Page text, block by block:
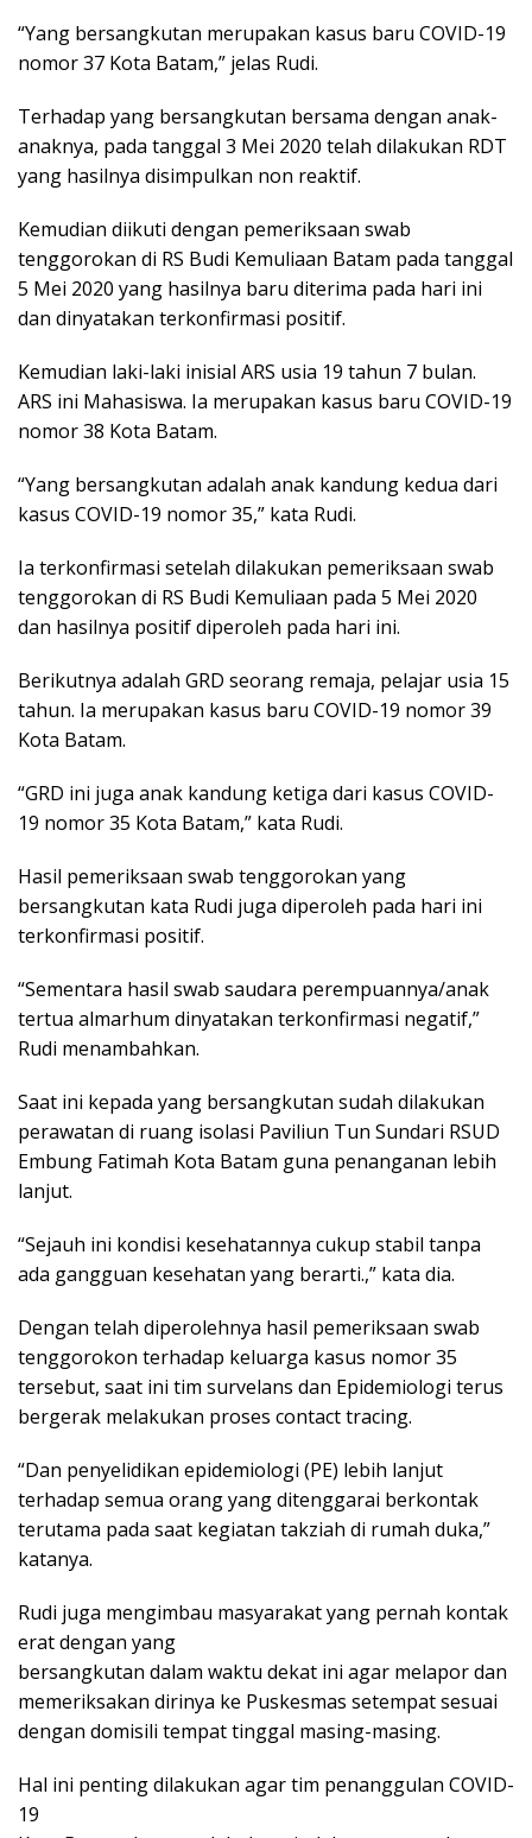
“Yang bersangkutan merupakan kasus baru COVID-19
nomor 37 Kota Batam,” jelas Rudi.
Terhadap yang bersangkutan bersama dengan anak-
anaknya, pada tanggal 3 Mei 2020 telah dilakukan RDT
yang hasilnya disimpulkan non reaktif.
Kemudian diikuti dengan pemeriksaan swab
tenggorokan di RS Budi Kemuliaan Batam pada tanggal
5 Mei 2020 yang hasilnya baru diterima pada hari ini
dan dinyatakan terkonfirmasi positif.
Kemudian laki-laki inisial ARS usia 19 tahun 7 bulan.
ARS ini Mahasiswa. Ia merupakan kasus baru COVID-19
nomor 38 Kota Batam.
“Yang bersangkutan adalah anak kandung kedua dari
kasus COVID-19 nomor 35,” kata Rudi.
Ia terkonfirmasi setelah dilakukan pemeriksaan swab
tenggorokan di RS Budi Kemuliaan pada 5 Mei 2020
dan hasilnya positif diperoleh pada hari ini.
Berikutnya adalah GRD seorang remaja, pelajar usia 15
tahun. Ia merupakan kasus baru COVID-19 nomor 39
Kota Batam.
“GRD ini juga anak kandung ketiga dari kasus COVID-
19 nomor 35 Kota Batam,” kata Rudi.
Hasil pemeriksaan swab tenggorokan yang
bersangkutan kata Rudi juga diperoleh pada hari ini
terkonfirmasi positif.
“Sementara hasil swab saudara perempuannya/anak
tertua almarhum dinyatakan terkonfirmasi negatif,”
Rudi menambahkan.
Saat ini kepada yang bersangkutan sudah dilakukan
perawatan di ruang isolasi Paviliun Tun Sundari RSUD
Embung Fatimah Kota Batam guna penanganan lebih
lanjut.
“Sejauh ini kondisi kesehatannya cukup stabil tanpa
ada gangguan kesehatan yang berarti.,” kata dia.
Dengan telah diperolehnya hasil pemeriksaan swab
tenggorokon terhadap keluarga kasus nomor 35
tersebut, saat ini tim survelans dan Epidemiologi terus
bergerak melakukan proses contact tracing.
“Dan penyelidikan epidemiologi (PE) lebih lanjut
terhadap semua orang yang ditenggarai berkontak
terutama pada saat kegiatan takziah di rumah duka,”
katanya.
Rudi juga mengimbau masyarakat yang pernah kontak
erat dengan yang
bersangkutan dalam waktu dekat ini agar melapor dan
memeriksakan dirinya ke Puskesmas setempat sesuai
dengan domisili tempat tinggal masing-masing.
Hal ini penting dilakukan agar tim penanggulan COVID-
19